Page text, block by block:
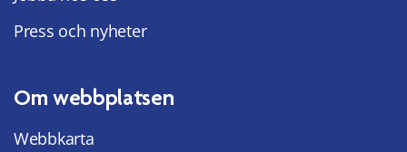
Press och nyheter
Om webbplatsen
Webbkarta